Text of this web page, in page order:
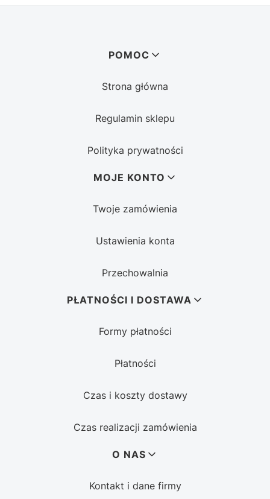
POMOC
Strona główna
Regulamin sklepu
Polityka prywatności
MOJE KONTO
Twoje zamówienia
Ustawienia konta
Przechowalnia
PŁATNOŚCI I DOSTAWA
Formy płatności
Płatności
Czas i koszty dostawy
Czas realizacji zamówienia
O NAS
Kontakt i dane firmy